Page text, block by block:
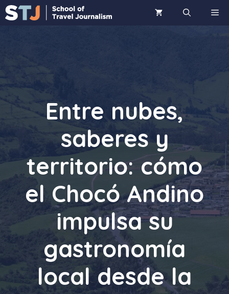
Saltar
al
Entre nubes,
saberes y
territorio: cómo
el Chocó Andino
impulsa su
gastronomía
local desde la